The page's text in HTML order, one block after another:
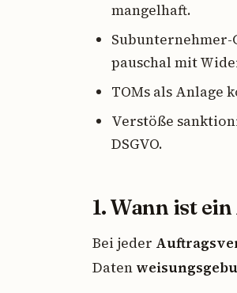
mangelhaft.
pauschal mit
TOMs als Anlage
Verstöße
DSGVO.
1. Wann ist
Bei jeder
Daten